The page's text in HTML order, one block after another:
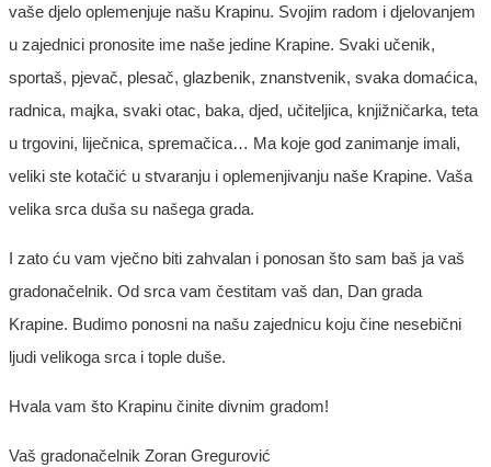
vaše djelo oplemenjuje našu Krapinu. Svojim radom i djelovanjem
u zajednici pronosite ime naše jedine Krapine. Svaki učenik,
sportaš, pjevač, plesač, glazbenik, znanstvenik, svaka domaćica,
radnica, majka, svaki otac, baka, djed, učiteljica, knjižničarka, teta
u trgovini, liječnica, spremačica… Ma koje god zanimanje imali,
veliki ste kotačić u stvaranju i oplemenjivanju naše Krapine. Vaša
velika srca duša su našega grada.
I zato ću vam vječno biti zahvalan i ponosan što sam baš ja vaš
gradonačelnik. Od srca vam čestitam vaš dan, Dan grada
Krapine. Budimo ponosni na našu zajednicu koju čine nesebični
ljudi velikoga srca i tople duše.
Hvala vam što Krapinu činite divnim gradom!
Vaš gradonačelnik Zoran Gregurović